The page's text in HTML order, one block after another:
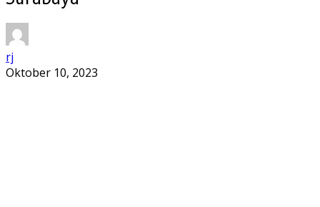
rj
Oktober 10, 2023